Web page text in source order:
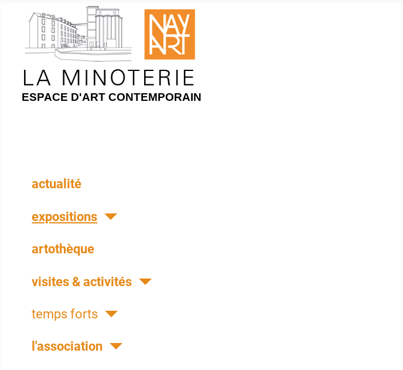
ESPACE D'ART CONTEMPORAIN
actualité
expositions
artothèque
visites & activités
temps forts
l'association